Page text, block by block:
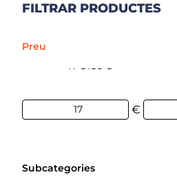
FILTRAR PRODUCTES
Preu
17€139€
€
Subcategories